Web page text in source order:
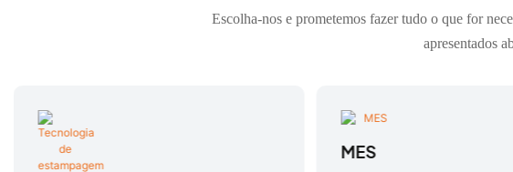
Escolha-nos e prometemos fazer tudo o que for
apresentados
MES